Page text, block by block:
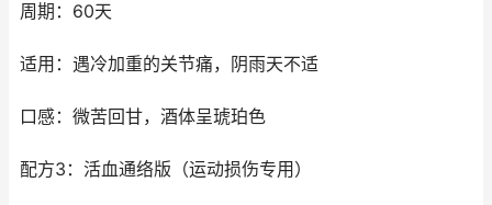
周期：60天
适用：遇冷加重的关节痛，阴雨天不适
口感：微苦回甘，酒体呈琥珀色
配方3：活血通络版（运动损伤专用）